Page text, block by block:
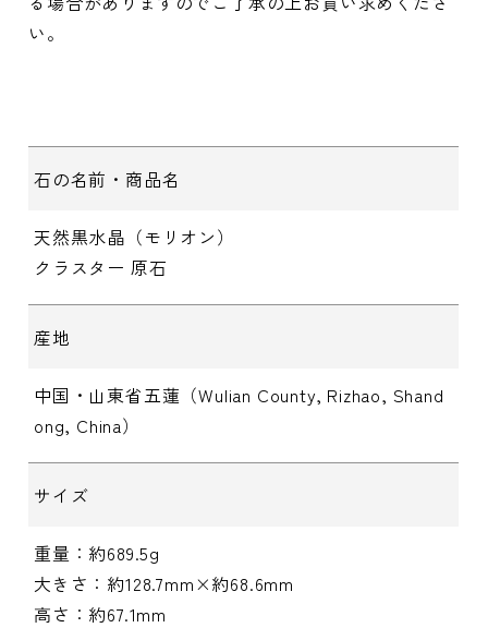
い。
石の名前・商品名
天然黒水晶（モリオン）
クラスター 原石
産地
中国・山東省五蓮（Wulian County, Rizhao, Shand
ong, China）
サイズ
重量：約689.5g
大きさ：約128.7mm×約68.6mm
高さ：約67.1mm